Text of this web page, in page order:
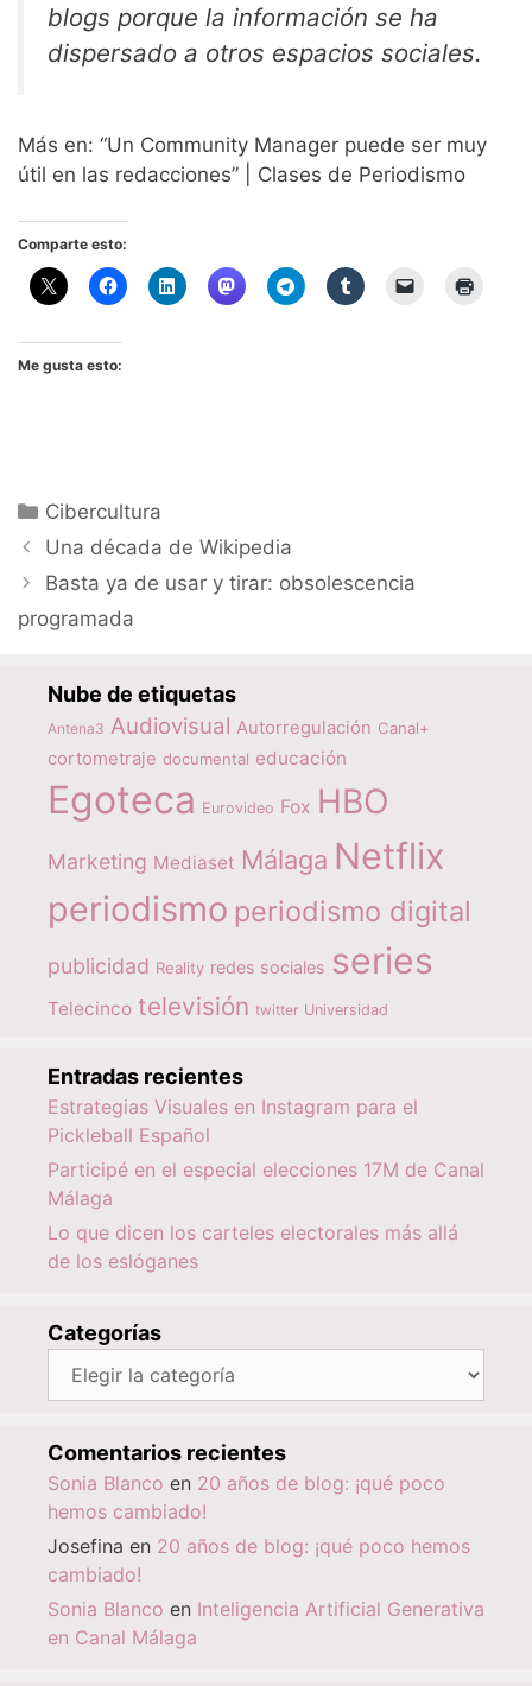
blogs porque la información se ha
dispersado a otros espacios sociales.
Más en: “Un Community Manager puede ser muy
útil en las redacciones” | Clases de Periodismo
Comparte esto:
Me gusta esto:
Categorías
Cibercultura
Una década de Wikipedia
Basta ya de usar y tirar: obsolescencia
programada
Nube de etiquetas
Antena3 Audiovisual Autorregulación Canal+
cortometraje documental educación
Egoteca Eurovideo Fox HBO
Marketing Mediaset Málaga Netflix
periodismo periodismo digital
publicidad Reality redes sociales series
Telecinco televisión twitter Universidad
Entradas recientes
Estrategias Visuales en Instagram para el
Pickleball Español
Participé en el especial elecciones 17M de Canal
Málaga
Lo que dicen los carteles electorales más allá
de los eslóganes
Categorías
Comentarios recientes
Sonia Blanco en 20 años de blog: ¡qué poco
hemos cambiado!
Josefina en 20 años de blog: ¡qué poco hemos
cambiado!
Sonia Blanco en Inteligencia Artificial Generativa
en Canal Málaga